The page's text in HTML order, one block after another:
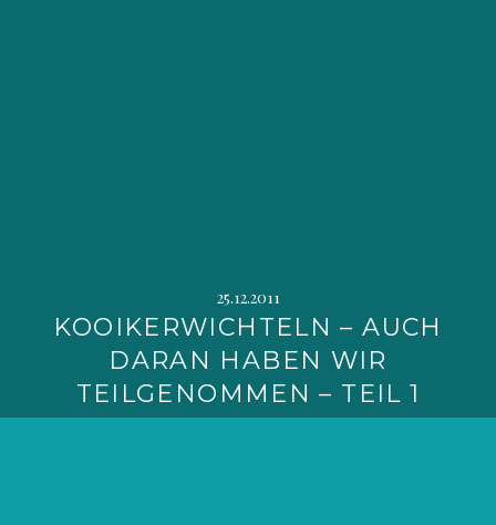
25.12.2011
KOOIKERWICHTELN – AUCH
DARAN HABEN WIR
TEILGENOMMEN – TEIL 1